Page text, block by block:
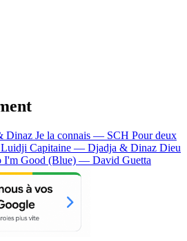
Dinaz Je la connais — SCH Pour deux
Luidji Capitaine — Djadja & Dinaz Dieu
I'm Good (Blue) — David Guetta